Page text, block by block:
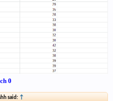
0
said: ↑